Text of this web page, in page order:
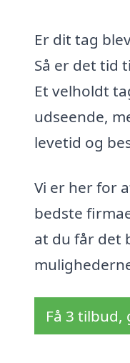
Er dit tag
Så er det tid
Et velholdt
udseende,
levetid og
Vi er her for
bedste
at du får det
Få 3